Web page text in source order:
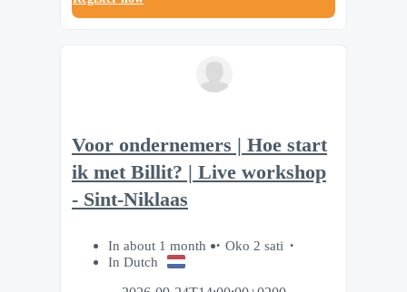
Voor ondernemers | Hoe start
ik met Billit? | Live workshop
- Sint-Niklaas
In about 1 month
Oko 2 sati
In Dutch